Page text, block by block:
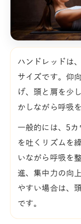
ハンドレッドは
サイズです。仰
げ、頭と肩を少
かしながら呼吸
一般的には、5
を吐くリズムを
いながら呼吸を
進、集中力の向
やすい場合は、
です。